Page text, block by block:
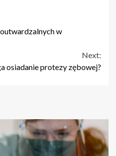
w
Next:
osiadanie protezy zębowej?